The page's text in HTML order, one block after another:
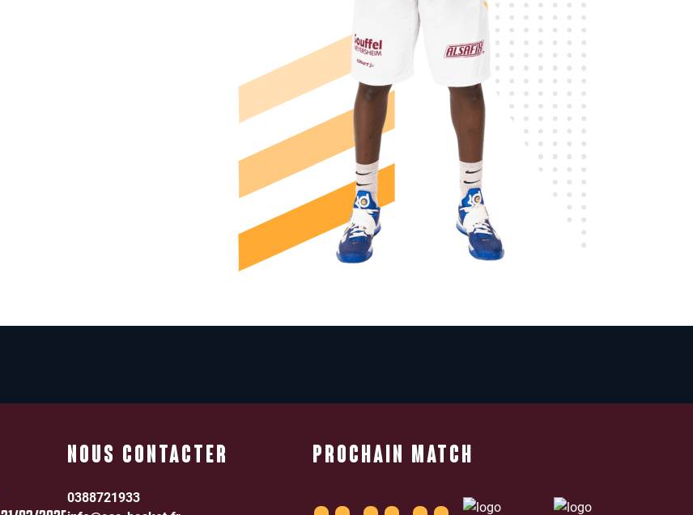
NOUS CONTACTER
0388721933
PROCHAIN MATCH